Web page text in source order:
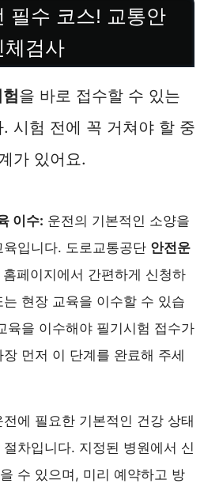
필수 코스! 교통안
체검사
을 바로 접수할 수 있는
시험 전에 꼭 거쳐야 할 중
가 있어요.
이수: 운전의 기본적인 소양을
입니다. 도로교통공단 안전운
홈페이지에서 간편하게 신청하
는 현장 교육을 이수할 수 있습
육을 이수해야 필기시험 접수가
먼저 이 단계를 완료해 주세
전에 필요한 기본적인 건강 상태
차입니다. 지정된 병원에서 신
수 있으며, 미리 예약하고 방